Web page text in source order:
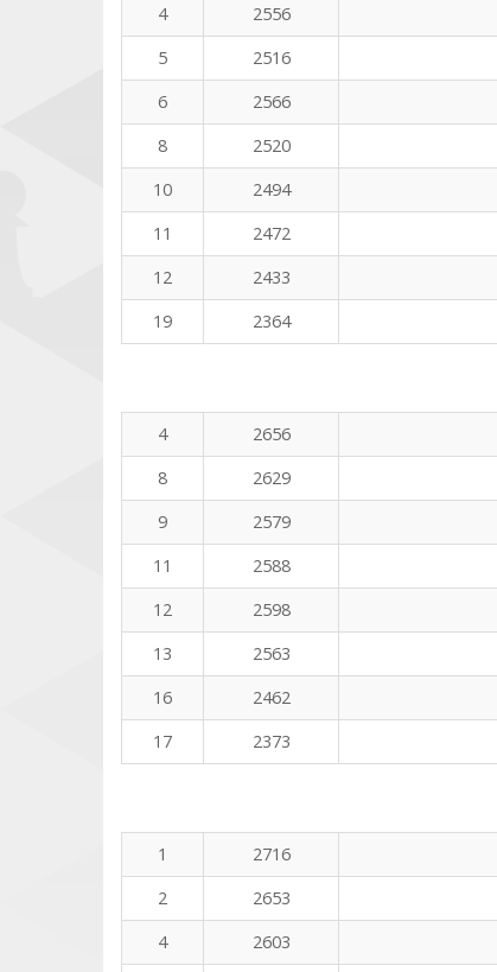
4
2556
5
2516
6
2566
8
2520
10
2494
11
2472
12
2433
19
2364
4
2656
8
2629
9
2579
11
2588
12
2598
13
2563
16
2462
17
2373
1
2716
2
2653
4
2603